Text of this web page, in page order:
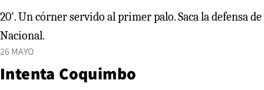
20′. Un córner servido al primer palo. Saca la defensa de
Nacional.
26 MAYO
Intenta Coquimbo